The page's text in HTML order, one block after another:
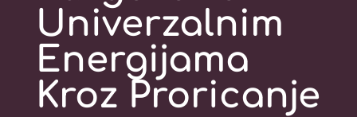
Univerzalnim
Energijama
Kroz Proricanje